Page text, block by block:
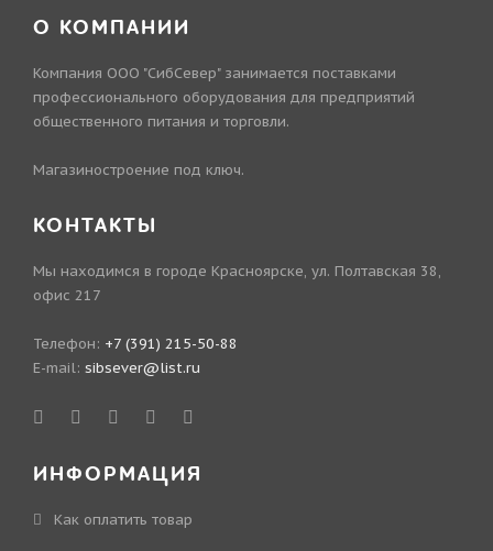
О КОМПАНИИ
Компания ООО "СибСевер" занимается поставками
профессионального оборудования для предприятий
общественного питания и торговли.
Магазиностроение под ключ.
КОНТАКТЫ
Мы находимся в городе Красноярске, ул. Полтавская 38,
офис 217
Телефон: +7 (391) 215-50-88
E-mail: sibsever@list.ru
ИНФОРМАЦИЯ
Как оплатить товар